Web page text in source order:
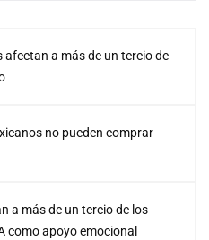
afectan a más de un tercio de
no pueden comprar
a más de un tercio de los
como apoyo emocional